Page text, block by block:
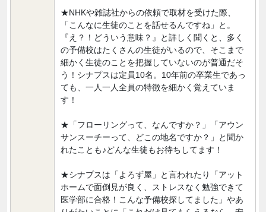
★NHKや雑誌社からの依頼で取材を受けた際、
「こんなに生徒のことを話せるんですね」と。
『え？！どういう意味？』と詳しく聞くと、多く
の予備校はたくさんの生徒がいるので、そこまで
細かく生徒のことを把握していないのが普通だそ
う！シナプスは定員10名。10年前の卒業生であっ
ても、一人一人全員の特徴を細かく覚えていま
す！
★「フローリングって、なんですか？」「アウン
サンスーチーって、どこの地名ですか？」と聞か
れたことも♪どんな生徒もお待ちしてます！
★シナプスは「よろず屋」と言われたり「アット
ホームで面倒見が良く、ストレスなく勉強できて
医学部に合格！こんな予備校探してました」やあ